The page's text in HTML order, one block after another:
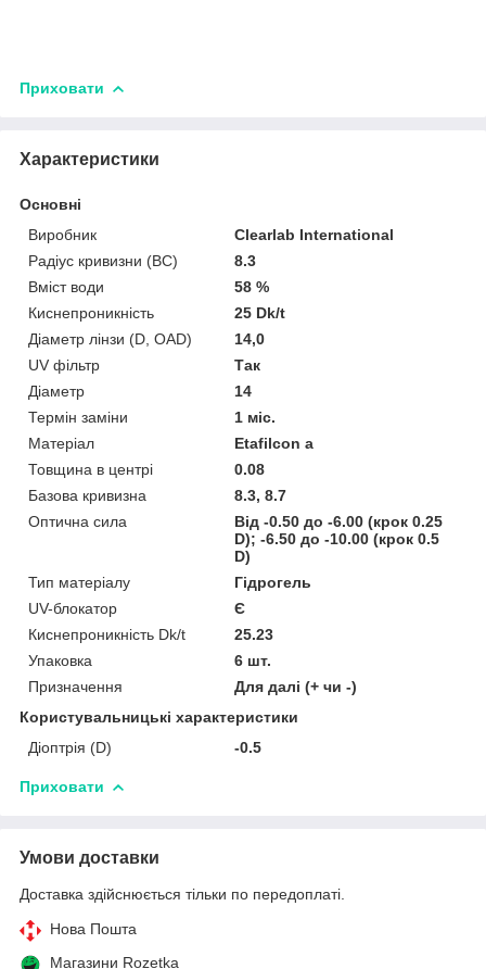
Приховати
Характеристики
Основні
Виробник
Clearlab International
Радіус кривизни (BC)
8.3
Вміст води
58 %
Киснепроникність
25 Dk/t
Діаметр лінзи (D, OAD)
14,0
UV фільтр
Так
Діаметр
14
Термін заміни
1 міс.
Матеріал
Etafilcon a
Товщина в центрі
0.08
Базова кривизна
8.3, 8.7
Оптична сила
Від -0.50 до -6.00 (крок 0.25
D); -6.50 до -10.00 (крок 0.5
D)
Тип матеріалу
Гідрогель
UV-блокатор
Є
Киснепроникність Dk/t
25.23
Упаковка
6 шт.
Призначення
Для далі (+ чи -)
Користувальницькі характеристики
Діоптрія (D)
-0.5
Приховати
Умови доставки
Доставка здійснюється тільки по передоплаті.
Нова Пошта
Магазини Rozetka